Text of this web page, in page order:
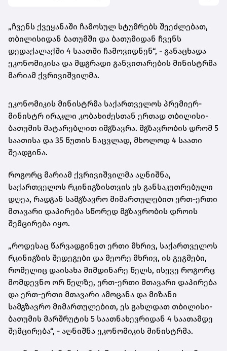
„ჩვენს ქვეყანაში ჩამოსულ სტუმრებს შეეძლებათ,
თბილისიდან ბათუმში და ბათუმიდან ჩვენს
დედაქალაქში 4 საათში ჩამოვიდნენ“, - განაცხადა
ეკონომიკისა და მდგრადი განვითარების მინისტრმა
მარიამ ქვრივიშვილმა.
ეკონომიკის მინისტრმა საქართველოს პრემიერ-
მინისტრ ირაკლი კობახიძესთან ერთად თბილისი-
ბათუმის მატარებლით იმგზავრა. მგზავრობის დრომ 5
საათისა და 35 წუთის ნაცვლად, მხოლოდ 4 საათი
შეადგინა.
როგორც მარიამ ქვრივიშვილმა აღნიშნა,
საქართველოს რკინიგზისთვის ეს განსაკუთრებული
დღეა, რადგან სამგზავრო მიმართულებით ერთ-ერთი
მთავარი დაპირება სწორედ მგზავრობის დროის
შემცირება იყო.
„როდესაც წარვადგინეთ ერთი მხრივ, საქართველოს
რკინიგზის შედეგები და მეორე მხრივ, ის გეგმები,
რომელიც დაისახა მიმდინარე წელს, ისევე როგორც
მომდევნო ორ წელზე, ერთ-ერთი მთავარი დაპირება
და ერთ-ერთი მთავარი ამოცანა და მიზანი
სამგზავრო მიმართულებით, ეს გახლდათ თბილისი-
ბათუმის მარშრუტის 5 საათნახევრიდან 4 საათამდე
შემცირება“, - აღნიშნა ეკონომიკის მინისტრმა.